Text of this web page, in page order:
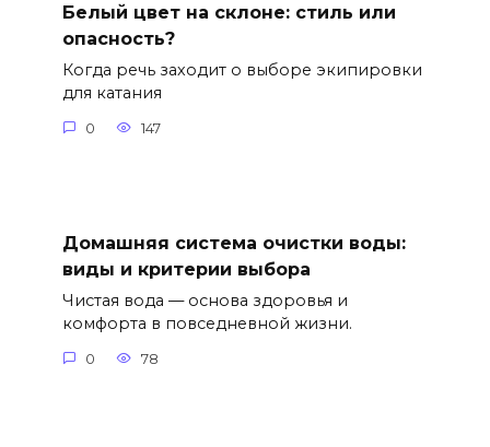
Белый цвет на склоне: стиль или
опасность?
Когда речь заходит о выборе экипировки
для катания
0 147
Домашняя система очистки воды:
виды и критерии выбора
Чистая вода — основа здоровья и
комфорта в повседневной жизни.
0 78